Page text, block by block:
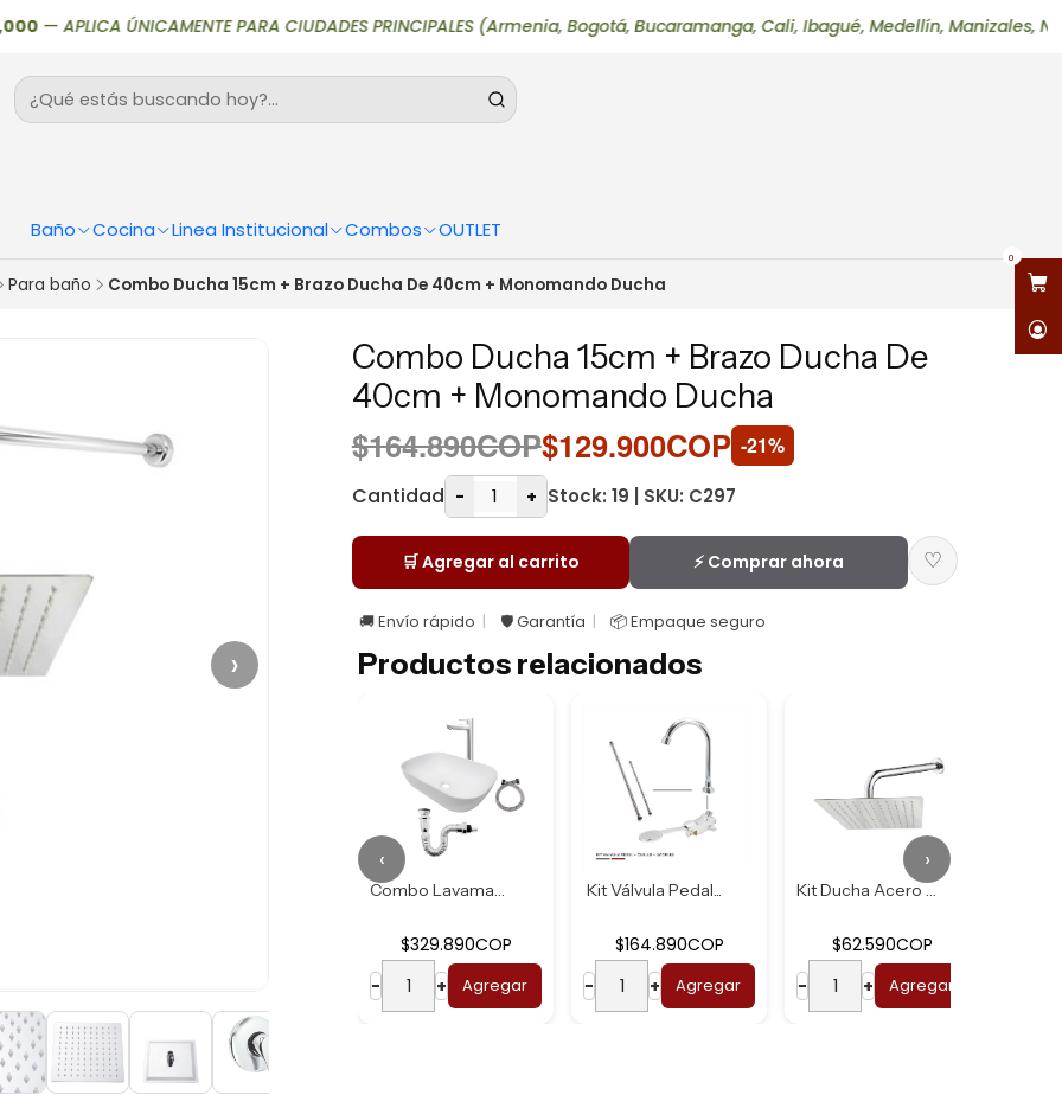
Baño Cocina Linea Institucional Combos OUTLET
0
APLICA ÚNICAMENTE PARA CIUDADES PRINCIPALES (Armenia, Bogotá, Bucaramanga, Cali, Ibagué, Medellín, Manizales,
Para baño Combo Ducha 15cm + Brazo Ducha De 40cm + Monomando Ducha
›
Combo Ducha 15cm + Brazo Ducha De
40cm + Monomando Ducha
$164.890COP$129.900COP -21%
Cantidad - + Stock: 19 | SKU: C297
🛒 Agregar al carrito ⚡ Comprar ahora ♡
🚚 Envío rápido 🛡️ Garantía 📦 Empaque seguro
Productos relacionados
Combo Lavamanos B...
$329.890COP
−
+ Agregar
Kit Válvula Pedal...
$164.890COP
−
+ Agregar
Kit Ducha Acero U...
$62.590COP
−
+ Agregar
‹ ›